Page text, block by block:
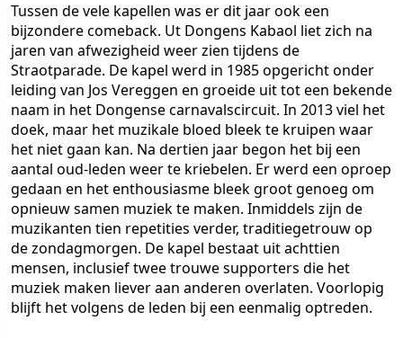
Tussen de vele kapellen was er dit jaar ook een
bijzondere comeback. Ut Dongens Kabaol liet zich na
jaren van afwezigheid weer zien tijdens de
Straotparade. De kapel werd in 1985 opgericht onder
leiding van Jos Vereggen en groeide uit tot een bekende
naam in het Dongense carnavalscircuit. In 2013 viel het
doek, maar het muzikale bloed bleek te kruipen waar
het niet gaan kan. Na dertien jaar begon het bij een
aantal oud-leden weer te kriebelen. Er werd een oproep
gedaan en het enthousiasme bleek groot genoeg om
opnieuw samen muziek te maken. Inmiddels zijn de
muzikanten tien repetities verder, traditiegetrouw op
de zondagmorgen. De kapel bestaat uit achttien
mensen, inclusief twee trouwe supporters die het
muziek maken liever aan anderen overlaten. Voorlopig
blijft het volgens de leden bij een eenmalig optreden.